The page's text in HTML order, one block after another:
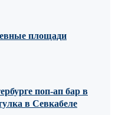
площади
поп-ап бар в
в Севкабеле